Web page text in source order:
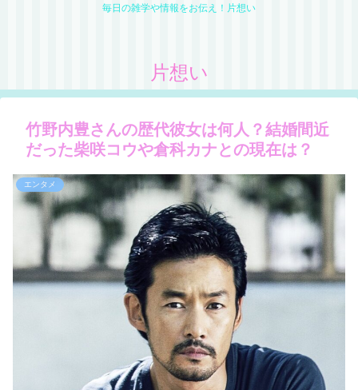
毎日の雑学や情報をお伝え！片想い
片想い
竹野内豊さんの歴代彼女は何人？結婚間近
だった柴咲コウや倉科カナとの現在は？
エンタメ